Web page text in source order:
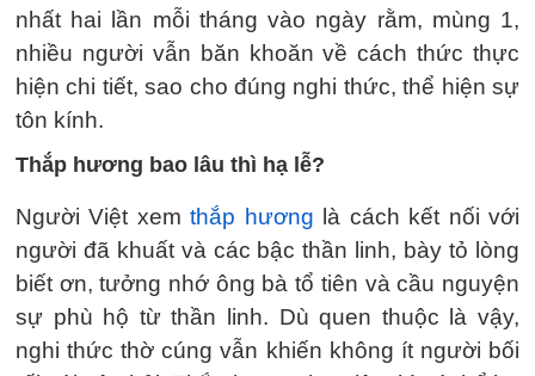
nhất hai lần mỗi tháng vào ngày rằm, mùng 1,
nhiều người vẫn băn khoăn về cách thức thực
hiện chi tiết, sao cho đúng nghi thức, thể hiện sự
tôn kính.
Thắp hương bao lâu thì hạ lễ?
Người Việt xemthắp hương là cách kết nối với
người đã khuất và các bậc thần linh, bày tỏ lòng
biết ơn, tưởng nhớ ông bà tổ tiên và cầu nguyện
sự phù hộ từ thần linh. Dù quen thuộc là vậy,
nghi thức thờ cúng vẫn khiến không ít người bối